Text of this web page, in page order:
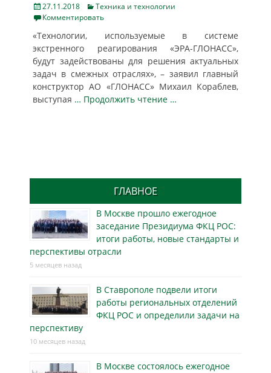
Posted
on
27.11.2018 Categories
Техника и технологии
Комментировать
«Технологии, используемые в системе
экстренного реагирования «ЭРА-ГЛОНАСС»,
будут задействованы для решения актуальных
задач в смежных отраслях», – заявил главный
конструктор АО «ГЛОНАСС» Михаил Кораблев,
выступая … Продолжить чтение …
ГЛАВНОЕ
В Москве прошло ежегодное
заседание Президиума ФКЦ РОС:
итоги работы, новые стандарты и
перспективы отрасли
5 месяцев назад
В Ставрополе подвели итоги
работы региональных отделений
ФКЦ РОС и определили задачи на
перспективу
10 месяцев назад
В Москве состоялось ежегодное